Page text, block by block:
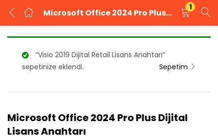
Microsoft Office 2024 Pro Plus Dijital Lisans Anahtarı
1
GIRIŞ YAP
KAYIT OL
Kullanıcı adınızı ve şifrenizi girin.
Beni Hatırla
“Visio 2019 Dijital Retail Lisans Anahtarı”
sepetinize eklendi.
Sepetim
Microsoft Office 2024 Pro Plus Dijital
Lisans Anahtarı